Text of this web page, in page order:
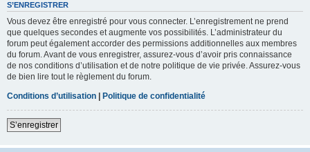
S’ENREGISTRER
Vous devez être enregistré pour vous connecter. L’enregistrement ne prend
que quelques secondes et augmente vos possibilités. L’administrateur du
forum peut également accorder des permissions additionnelles aux membres
du forum. Avant de vous enregistrer, assurez-vous d’avoir pris connaissance
de nos conditions d’utilisation et de notre politique de vie privée. Assurez-vous
de bien lire tout le règlement du forum.
Conditions d’utilisation | Politique de confidentialité
S’enregistrer